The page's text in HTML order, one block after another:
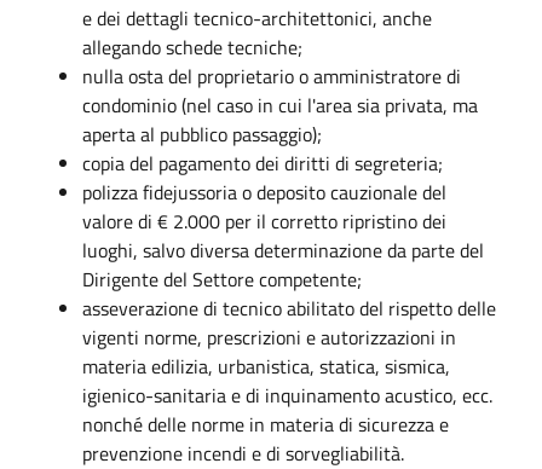
e dei dettagli tecnico-architettonici, anche
allegando schede tecniche;
nulla osta del proprietario o amministratore di
condominio (nel caso in cui l'area sia privata, ma
aperta al pubblico passaggio);
copia del pagamento dei diritti di segreteria;
polizza fidejussoria o deposito cauzionale del
valore di € 2.000 per il corretto ripristino dei
luoghi, salvo diversa determinazione da parte del
Dirigente del Settore competente;
asseverazione di tecnico abilitato del rispetto delle
vigenti norme, prescrizioni e autorizzazioni in
materia edilizia, urbanistica, statica, sismica,
igienico-sanitaria e di inquinamento acustico, ecc.
nonché delle norme in materia di sicurezza e
prevenzione incendi e di sorvegliabilità.